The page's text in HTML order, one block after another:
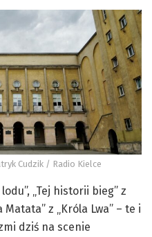
Cudzik / Radio Kielce
„Tej historii bieg” z
Matata” z „Króla Lwa” – te i
dziś na scenie